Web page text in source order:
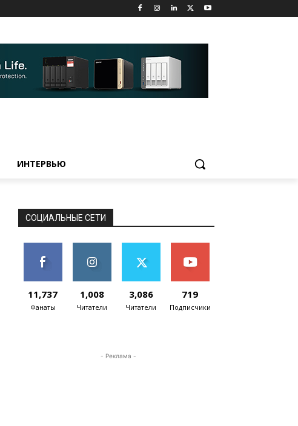
ИНТЕРВЬЮ
СОЦИАЛЬНЫЕ СЕТИ
11,737
Фанаты
1,008
Читатели
3,086
Читатели
719
Подписчики
- Реклама -